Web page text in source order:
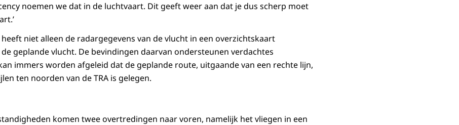
noemen we dat in de luchtvaart. Dit geeft weer aan dat je dus scherp moet
niet alleen de radargegevens van de vlucht in een overzichtskaart
geplande vlucht. De bevindingen daarvan ondersteunen verdachtes
immers worden afgeleid dat de geplande route, uitgaande van een rechte lijn,
ten noorden van de TRA is gelegen.
komen twee overtredingen naar voren, namelijk het vliegen in een